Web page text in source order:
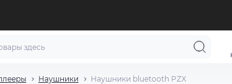
Наушники Наушники bluetooth PZX